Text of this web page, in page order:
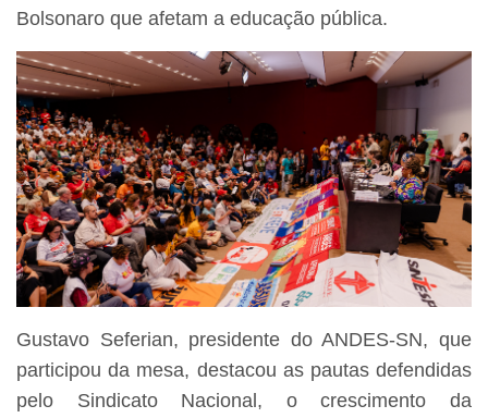
Bolsonaro que afetam a educação pública.
Gustavo Seferian, presidente do ANDES-SN, que
participou da mesa, destacou as pautas defendidas
pelo Sindicato Nacional, o crescimento da